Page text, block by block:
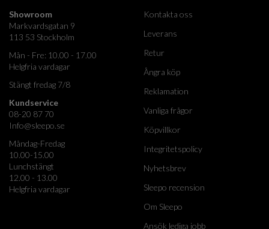
Showroom
Markvardsgatan 9
113 53 Stockholm
Mån - Fre: 10.00 - 17.00
Helgfria vardagar
Stängt fredag 7/8
Kundservice
08-20 87 70
Info@sleepo.se
Måndag-Fredag
10.00-15.00
Lunchstängt
12.00 - 13.00
Helgfria vardagar
Kontakta oss
Leverans
Retur
Ångra köp
Reklamation
Vanliga frågor
Köpvillkor
Integritetspolicy
Nyhetsbrev
Sleepo recension
Om Sleepo
Ansök lediga jobb